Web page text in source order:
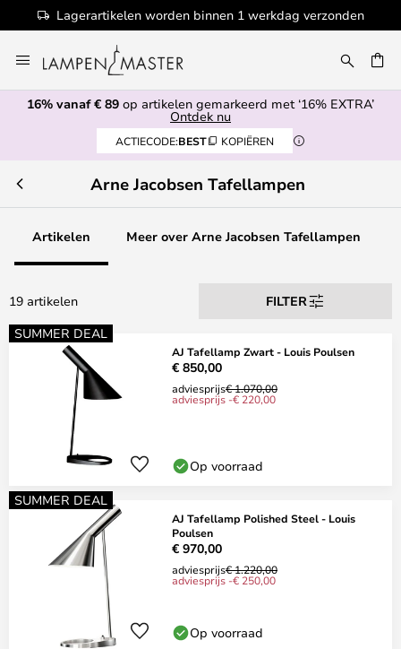
Lagerartikelen worden binnen 1 werkdag verzonden
naar
de
inhoud
16% vanaf € 89 op artikelen gemarkeerd met ‘16% EXTRA’
Ontdek nu
ACTIECODE:BEST KOPIËREN
Arne Jacobsen Tafellampen
Artikelen Meer over Arne Jacobsen Tafellampen
19 artikelen
FILTER
SUMMER DEAL
AJ Tafellamp Zwart - Louis Poulsen
€ 850,00
adviesprijs€ 1.070,00
adviesprijs -€ 220,00
Op voorraad
SUMMER DEAL
AJ Tafellamp Polished Steel - Louis
Poulsen
€ 970,00
adviesprijs€ 1.220,00
adviesprijs -€ 250,00
Op voorraad